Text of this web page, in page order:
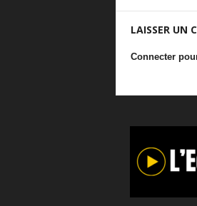
LAISSER UN
Connecter